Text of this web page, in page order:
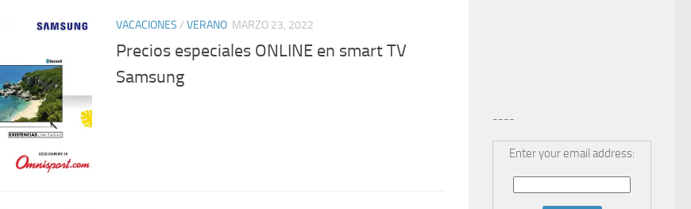
VACACIONES / VERANO MARZO 23, 2022
Precios especiales ONLINE en smart TV
Samsung
----
Enter your email address: